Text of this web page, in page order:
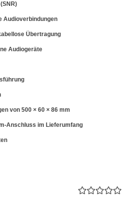
Audioverbindungen
Übertragung
Audiogeräte
von 500 × 60 × 86 mm
Anschluss im Lieferumfang